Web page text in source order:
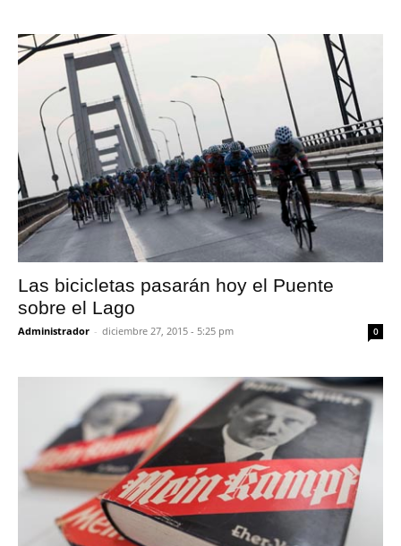
Las bicicletas pasarán hoy el Puente
sobre el Lago
Administrador - diciembre 27, 2015 - 5:25 pm 0